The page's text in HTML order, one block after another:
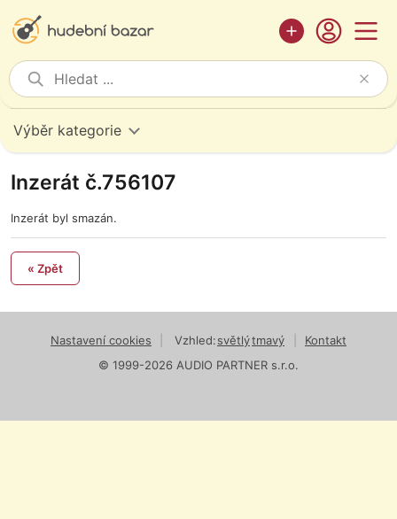
Výběr kategorie
Inzerát č.756107
Inzerát byl smazán.
« Zpět
Nastavení cookies Vzhled:světlýtmavý
Kontakt
© 1999-2026 AUDIO PARTNER s.r.o.